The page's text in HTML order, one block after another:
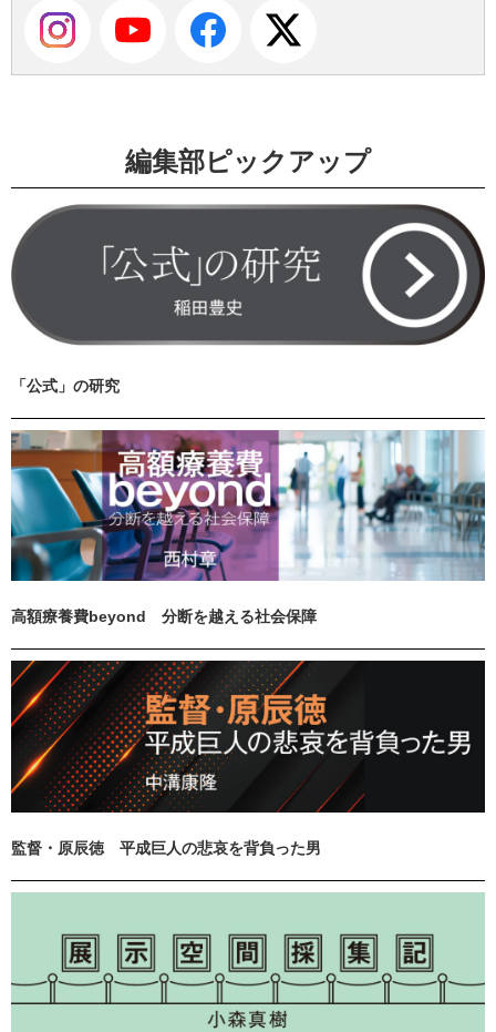
編集部ピックアップ
「公式」の研究
高額療養費beyond 分断を越える社会保障
監督・原辰徳 平成巨人の悲哀を背負った男